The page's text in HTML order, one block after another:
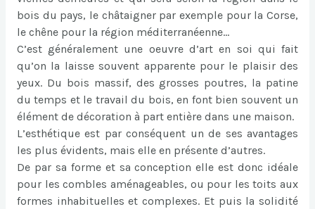
bois du pays, le châtaigner par exemple pour la Corse,
le chêne pour la région méditerranéenne…
C’est généralement une oeuvre d’art en soi qui fait
qu’on la laisse souvent apparente pour le plaisir des
yeux. Du bois massif, des grosses poutres, la patine
du temps et le travail du bois, en font bien souvent un
élément de décoration à part entière dans une maison.
L’esthétique est par conséquent un de ses avantages
les plus évidents, mais elle en présente d’autres.
De par sa forme et sa conception elle est donc idéale
pour les combles aménageables, ou pour les toits aux
formes inhabituelles et complexes. Et puis la solidité